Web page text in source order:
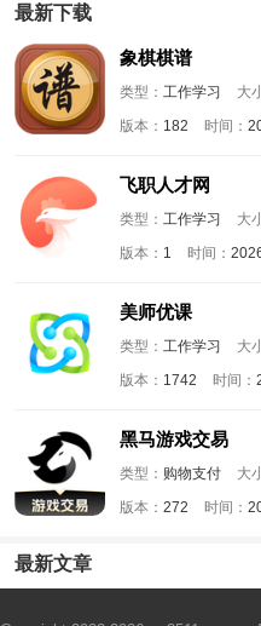
最新下载
象棋棋谱
类型： 工作学习 大
版本： 182 时间：
飞职人才网
类型： 工作学习 大
版本： 1 时间：
美师优课
类型： 工作学习 大
版本： 1742 时间：
黑马游戏交易
类型： 购物支付 大
版本： 272 时间：
最新文章